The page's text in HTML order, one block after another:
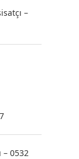
–
– 0532